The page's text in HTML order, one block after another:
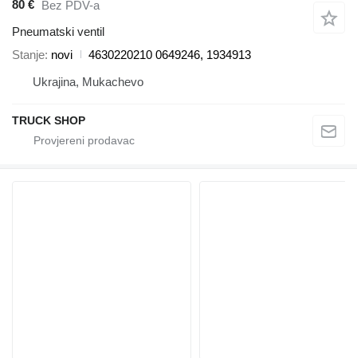
80 €
Bez PDV-a
Pneumatski ventil
Stanje novi
4630220210 0649246, 1934913
Ukrajina, Mukachevo
TRUCK SHOP